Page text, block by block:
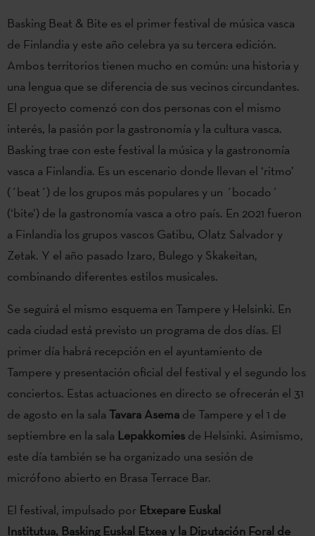
Basking Beat & Bite es el primer festival de música vasca
de Finlandia y este año celebra ya su tercera edición.
Ambos territorios tienen mucho en común: una historia y
una lengua que se diferencia de sus vecinos circundantes.
El proyecto comenzó con dos personas con el mismo
interés, la pasión por la gastronomía y la cultura vasca.
Basking trae con este festival la música y la gastronomía
vasca a Finlandia. Es un escenario donde llevan el ‘ritmo’
(´beat´) de los grupos más populares y un ´bocado´
(‘bite’) de la gastronomía vasca a otro país. En 2021 fueron
a Finlandia los grupos vascos Gatibu, Olatz Salvador y
Zetak. Y el año pasado Izaro, Bulego y Skakeitan,
combinando diferentes estilos musicales.
Se seguirá el mismo esquema en Tampere y Helsinki. En
cada ciudad está previsto un programa de dos días. El
primer día habrá recepción en el ayuntamiento de
Tampere y presentación oficial del festival y el segundo los
conciertos. Estas actuaciones en directo se ofrecerán el 31
de agosto en la sala Tavara Asema de Tampere y el 1 de
septiembre en la sala Lepakkomies de Helsinki. Asimismo,
este día también se ha organizado una sesión de
micrófono abierto en Brasa Terrace Bar.
El festival, impulsado por Etxepare Euskal
Institutua, Basking Euskal Etxea y la Diputación Foral de